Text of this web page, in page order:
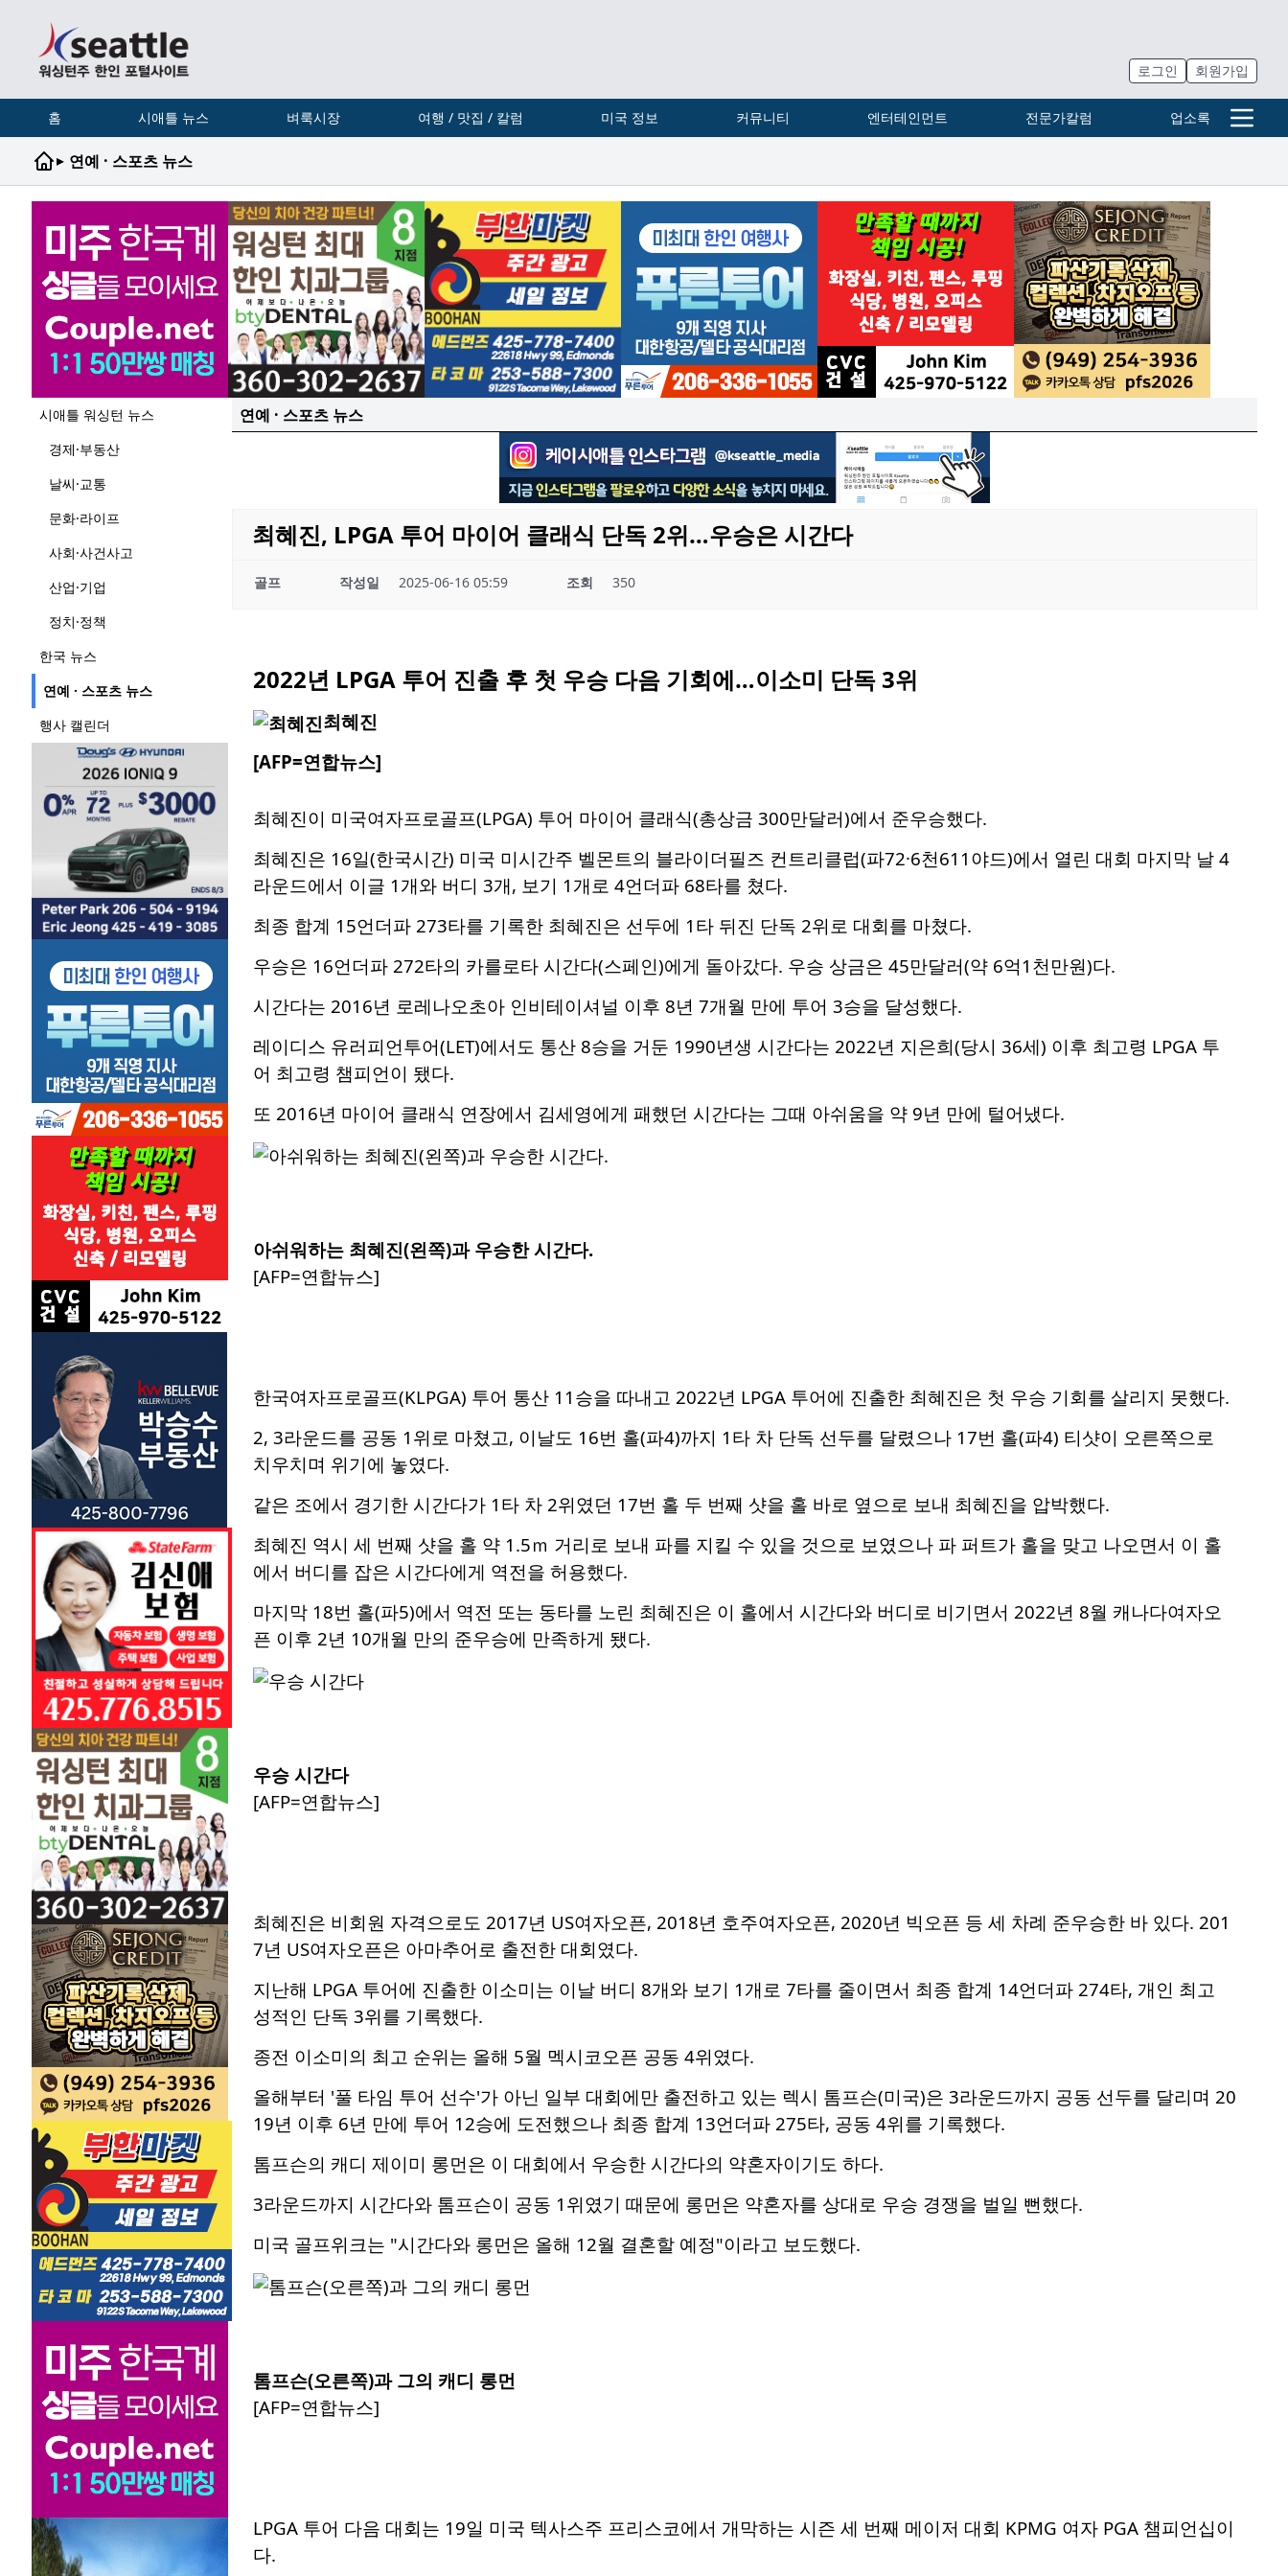
로그인 회원가입
홈 시애틀 뉴스 벼룩시장 여행 / 맛집 / 칼럼 미국 정보 커뮤니티 엔터테인먼트 전문가칼럼 업소록
▸ 연예 · 스포츠 뉴스
시애틀 워싱턴 뉴스
경제·부동산
날씨·교통
문화·라이프
사회·사건사고
산업·기업
정치·정책
한국 뉴스
연예 · 스포츠 뉴스
행사 캘린더
연예 · 스포츠 뉴스
최혜진, LPGA 투어 마이어 클래식 단독 2위…우승은 시간다
골프 작성일 2025-06-16 05:59 조회 350
2022년 LPGA 투어 진출 후 첫 우승 다음 기회에…이소미 단독 3위
최혜진
[AFP=연합뉴스]
최혜진이 미국여자프로골프(LPGA) 투어 마이어 클래식(총상금 300만달러)에서 준우승했다.
최혜진은 16일(한국시간) 미국 미시간주 벨몬트의 블라이더필즈 컨트리클럽(파72·6천611야드)에서 열린 대회 마지막 날 4
라운드에서 이글 1개와 버디 3개, 보기 1개로 4언더파 68타를 쳤다.
최종 합계 15언더파 273타를 기록한 최혜진은 선두에 1타 뒤진 단독 2위로 대회를 마쳤다.
우승은 16언더파 272타의 카를로타 시간다(스페인)에게 돌아갔다. 우승 상금은 45만달러(약 6억1천만원)다.
시간다는 2016년 로레나오초아 인비테이셔널 이후 8년 7개월 만에 투어 3승을 달성했다.
레이디스 유러피언투어(LET)에서도 통산 8승을 거둔 1990년생 시간다는 2022년 지은희(당시 36세) 이후 최고령 LPGA 투
어 최고령 챔피언이 됐다.
또 2016년 마이어 클래식 연장에서 김세영에게 패했던 시간다는 그때 아쉬움을 약 9년 만에 털어냈다.
아쉬워하는 최혜진(왼쪽)과 우승한 시간다.
[AFP=연합뉴스]
한국여자프로골프(KLPGA) 투어 통산 11승을 따내고 2022년 LPGA 투어에 진출한 최혜진은 첫 우승 기회를 살리지 못했다.
2, 3라운드를 공동 1위로 마쳤고, 이날도 16번 홀(파4)까지 1타 차 단독 선두를 달렸으나 17번 홀(파4) 티샷이 오른쪽으로
치우치며 위기에 놓였다.
같은 조에서 경기한 시간다가 1타 차 2위였던 17번 홀 두 번째 샷을 홀 바로 옆으로 보내 최혜진을 압박했다.
최혜진 역시 세 번째 샷을 홀 약 1.5ｍ 거리로 보내 파를 지킬 수 있을 것으로 보였으나 파 퍼트가 홀을 맞고 나오면서 이 홀
에서 버디를 잡은 시간다에게 역전을 허용했다.
마지막 18번 홀(파5)에서 역전 또는 동타를 노린 최혜진은 이 홀에서 시간다와 버디로 비기면서 2022년 8월 캐나다여자오
픈 이후 2년 10개월 만의 준우승에 만족하게 됐다.
우승 시간다
[AFP=연합뉴스]
최혜진은 비회원 자격으로도 2017년 US여자오픈, 2018년 호주여자오픈, 2020년 빅오픈 등 세 차례 준우승한 바 있다. 201
7년 US여자오픈은 아마추어로 출전한 대회였다.
지난해 LPGA 투어에 진출한 이소미는 이날 버디 8개와 보기 1개로 7타를 줄이면서 최종 합계 14언더파 274타, 개인 최고
성적인 단독 3위를 기록했다.
종전 이소미의 최고 순위는 올해 5월 멕시코오픈 공동 4위였다.
올해부터 '풀 타임 투어 선수'가 아닌 일부 대회에만 출전하고 있는 렉시 톰프슨(미국)은 3라운드까지 공동 선두를 달리며 20
19년 이후 6년 만에 투어 12승에 도전했으나 최종 합계 13언더파 275타, 공동 4위를 기록했다.
톰프슨의 캐디 제이미 롱먼은 이 대회에서 우승한 시간다의 약혼자이기도 하다.
3라운드까지 시간다와 톰프슨이 공동 1위였기 때문에 롱먼은 약혼자를 상대로 우승 경쟁을 벌일 뻔했다.
미국 골프위크는 "시간다와 롱먼은 올해 12월 결혼할 예정"이라고 보도했다.
톰프슨(오른쪽)과 그의 캐디 롱먼
[AFP=연합뉴스]
LPGA 투어 다음 대회는 19일 미국 텍사스주 프리스코에서 개막하는 시즌 세 번째 메이저 대회 KPMG 여자 PGA 챔피언십이
다.